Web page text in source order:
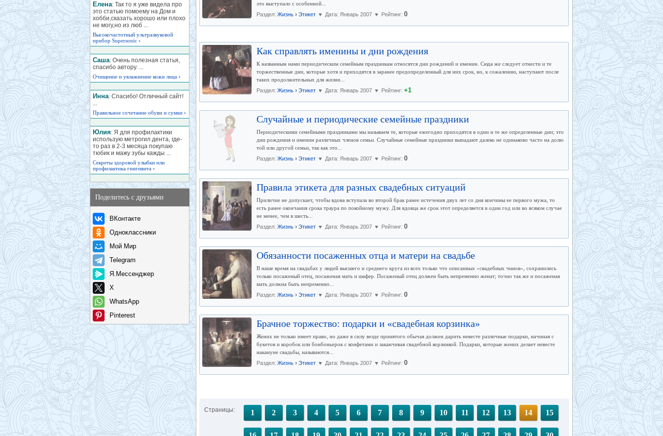
Елена: Так то я уже видела про
это статью помоему на Дом и
хобби,сказать хорошо или плохо
не могу,но из люб ...
Высокочастотный ультразвуковой
прибор Supersonic ›
Саша: Очень полезная статья,
спасибо автору. ...
Очищение и увлажнение кожи лица ›
Инна: Спасибо! Отличный сайт!
...
Правильное сочетание обуви и сумки ›
Юлия: Я для профилактики
использую метрогил дента, где-
то раз в 2-3 месяца покупаю
тюбик и мажу зубы кажды ...
Секреты здоровой улыбки или
профилактика гингивита ›
Поделитесь с друзьями
ВКонтакте
Одноклассники
Мой Мир
Telegram
Я.Мессенджер
X
WhatsApp
Pinterest
это выступало с особенной...
Раздел: Жизнь › Этикет ♥ Дата: Январь 2007 ♥ Рейтинг: 0
Как справлять именины и дни рождения
К названным нами периодическим семейным праздникам относятся дни рождений и именин. Сюда же следует отнести и те
торжественные дни, которые хотя и приходятся в заранее предопределенный для них срок, но, к сожалению, наступают после
таких продолжительных для жизни...
Раздел: Жизнь › Этикет ♥ Дата: Январь 2007 ♥ Рейтинг: +1
Случайные и периодические семейные праздники
Периодическими семейными праздниками мы называем те, которые ежегодно приходятся в одни и те же определенные дни; это
дни рождения и именин различных членов семьи. Случайные семейные праздники выпадают далеко не одинаково часто на долю
той или другой семьи, так как это...
Раздел: Жизнь › Этикет ♥ Дата: Январь 2007 ♥ Рейтинг: 0
Правила этикета для разных свадебных ситуаций
Приличие не допускает, чтобы вдова вступала во второй брак ранее истечения двух лет со дня кончины ее первого мужа, то
есть ранее окончания срока траура по покойному мужу. Для вдовца же срок этот определяется в один год или во всяком случае
не менее, чем в шесть...
Раздел: Жизнь › Этикет ♥ Дата: Январь 2007 ♥ Рейтинг: 0
Обязанности посаженных отца и матери на свадьбе
В наше время на свадьбах у людей высшего и среднего круга из всех только что описанных «свадебных чинов», сохранились
только посаженый отец, посаженая мать и шафер. Посаженый отец должен быть непременно женат; точно так же и посаженая
мать должна быть непременно...
Раздел: Жизнь › Этикет ♥ Дата: Январь 2007 ♥ Рейтинг: 0
Брачное торжество: подарки и «свадебная корзинка»
Жених не только имеет право, но даже в силу везде принятого обычая должен дарить невесте различные подарки, начиная с
букетов и коробок или бонбоньерок с конфетами и заканчивая свадебной корзинкой. Подарки, которые жених делает невесте
накануне свадьбы, называются...
Раздел: Жизнь › Этикет ♥ Дата: Январь 2007 ♥ Рейтинг: 0
Страницы: 1 2 3 4 5 6 7 8 9 10 11 12 13 14 15